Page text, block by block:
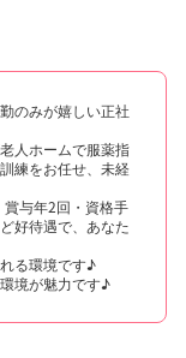
のみが嬉しい正社
人ホームで服薬指
練をお任せ、未経
賞与年2回・資格手
好待遇で、あなた
る環境です♪
境が魅力です♪